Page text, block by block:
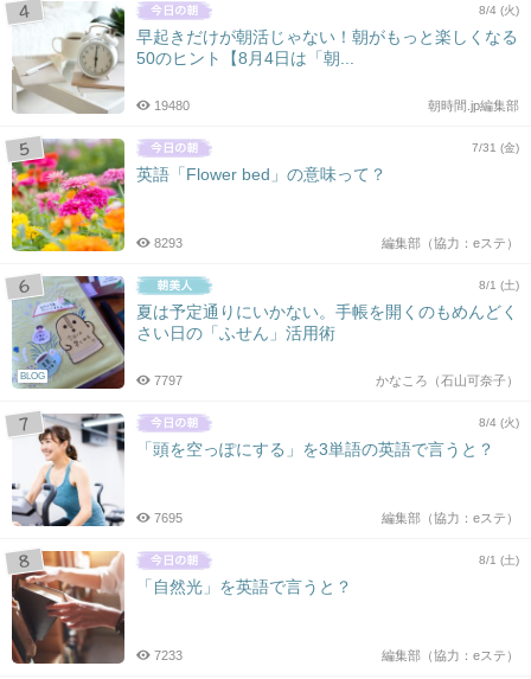
8/4 (火)
早起きだけが朝活じゃない！朝がもっと楽しくなる
50のヒント【8月4日は「朝...
朝時間.jp編集部
19480
7/31 (金)
英語「Flower bed」の意味って？
編集部（協力：eステ）
8293
BLOG
8/1 (土)
夏は予定通りにいかない。手帳を開くのもめんどく
さい日の「ふせん」活用術
かなころ（石山可奈子）
7797
8/4 (火)
「頭を空っぽにする」を3単語の英語で言うと？
編集部（協力：eステ）
7695
8/1 (土)
「自然光」を英語で言うと？
編集部（協力：eステ）
7233